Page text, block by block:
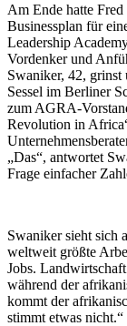
Am Ende hatte Fred
Businessplan für
Leadership
Vordenker und
Swaniker, 42, grinst
Sessel im Berliner
zum AGRA-
Revolution in
„Das“, antwortet
Frage einfacher
Swaniker sieht sich
weltweit größte
Jobs.
während der
kommt der
stimmt etwas nicht.“